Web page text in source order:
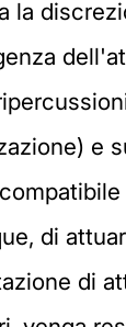
la
e
di
di